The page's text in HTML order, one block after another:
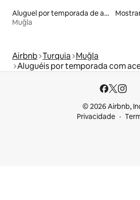
Aluguel por temporada de apart-hotéis
Muğla
Airbnb Turquia Muğla
Aluguéis por temporada com
© 2026 Airbnb,
Privacidade